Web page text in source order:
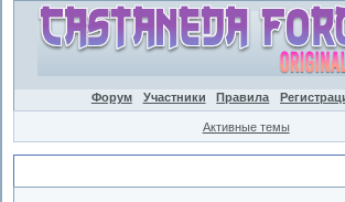
Форум Участники Правила
Активные темы